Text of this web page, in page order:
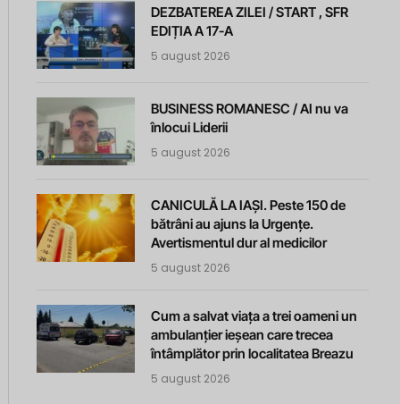
DEZBATEREA ZILEI / START , SFR
EDIȚIA A 17-A
5 august 2026
BUSINESS ROMANESC / AI nu va
înlocui Liderii
5 august 2026
CANICULĂ LA IAȘI. Peste 150 de
bătrâni au ajuns la Urgențe.
Avertismentul dur al medicilor
5 august 2026
Cum a salvat viața a trei oameni un
ambulanțier ieșean care trecea
întâmplător prin localitatea Breazu
5 august 2026